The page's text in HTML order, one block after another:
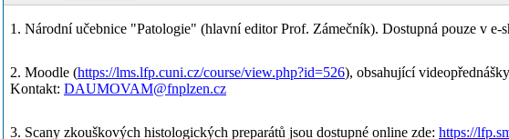
1. Národní učebnice "Patologie" (hlavní editor Prof. Zámečník). Dostupná pouze v e-
2. Moodle (https://lms.lfp.cuni.cz/course/view.php?id=526), obsahující
Kontakt: DAUMOVAM@fnplzen.cz
3. Scany zkouškových histologických preparátů jsou dostupné online zde: https://